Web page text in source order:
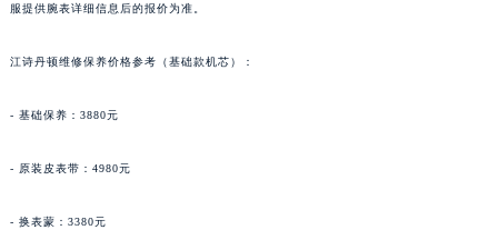
服提供腕表详细信息后的报价为准。
江诗丹顿维修保养价格参考（基础款机芯）：
- 基础保养：3880元
- 原装皮表带：4980元
- 换表蒙：3380元